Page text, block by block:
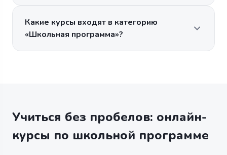
Какие курсы входят в категорию
«Школьная программа»?
Учиться без пробелов: онлайн-
курсы по школьной программе